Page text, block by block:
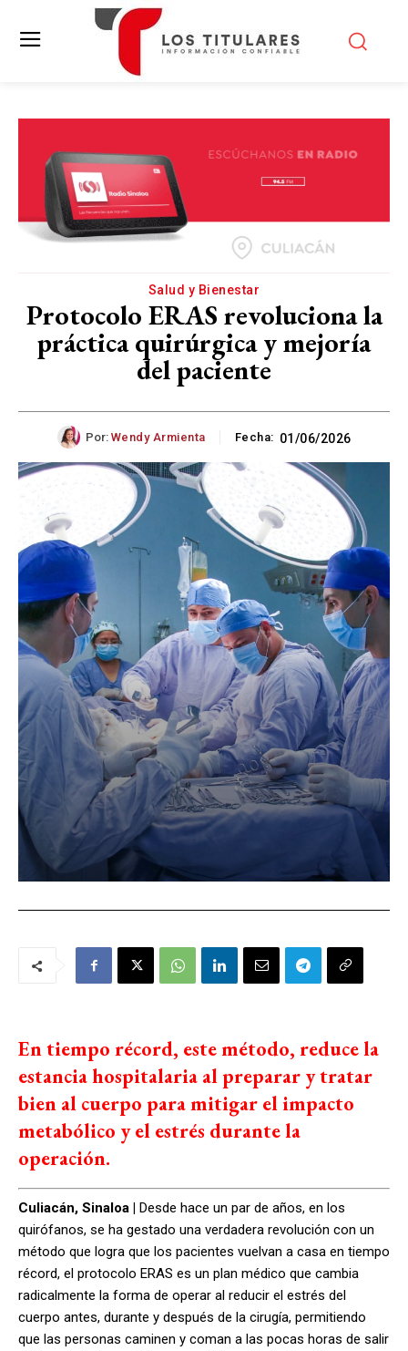
Salud y Bienestar
Protocolo ERAS revoluciona la
práctica quirúrgica y mejoría
del paciente
Por: Wendy Armienta Fecha: 01/06/2026
En tiempo récord, este método, reduce la
estancia hospitalaria al preparar y tratar
bien al cuerpo para mitigar el impacto
metabólico y el estrés durante la
operación.
Culiacán, Sinaloa | Desde hace un par de años, en los
quirófanos, se ha gestado una verdadera revolución con un
método que logra que los pacientes vuelvan a casa en tiempo
récord, el protocolo ERAS es un plan médico que cambia
radicalmente la forma de operar al reducir el estrés del
cuerpo antes, durante y después de la cirugía, permitiendo
que las personas caminen y coman a las pocas horas de salir